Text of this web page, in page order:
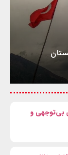
بی‌توجهی و